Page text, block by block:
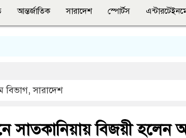
আন্তর্জাতিক সারাদেশ স্পোর্টস
বিভাগ,সারাদেশ
সাতকানিয়ায় বিজয়ী হলেন